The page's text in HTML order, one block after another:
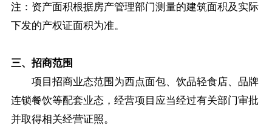
注：资产面积根据房产管理部门测量的建筑面积及实际
下发的产权证面积为准。
三、招商范围
项目招商业态范围为西点面包、饮品轻食店、品牌
连锁餐饮等配套业态，经营项目应当经过有关部门审批
并取得相关经营证照。